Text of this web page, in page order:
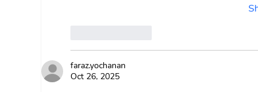
faraz.yochanan
Oct 26, 2025